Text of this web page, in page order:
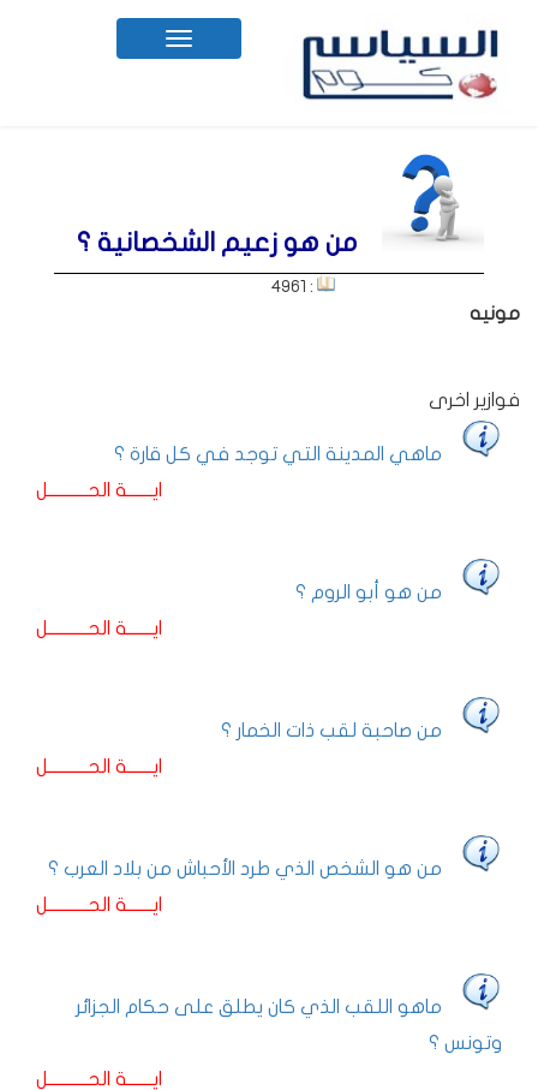
Toggle
navigation
من هو زعيم الشخصانية ؟
: 4961
مونيه
فوازير اخرى
ماهي المدينة التي توجد في كل قارة ؟
ايـــــــة الحـــــــــــل
من هو أبو الروم ؟
ايـــــــة الحـــــــــــل
من صاحبة لقب ذات الخمار ؟
ايـــــــة الحـــــــــــل
من هو الشخص الذي طرد الأحباش من بلاد العرب ؟
ايـــــــة الحـــــــــــل
ماهو اللقب الذي كان يطلق على حكام الجزائر
وتونس ؟
ايـــــــة الحـــــــــــل